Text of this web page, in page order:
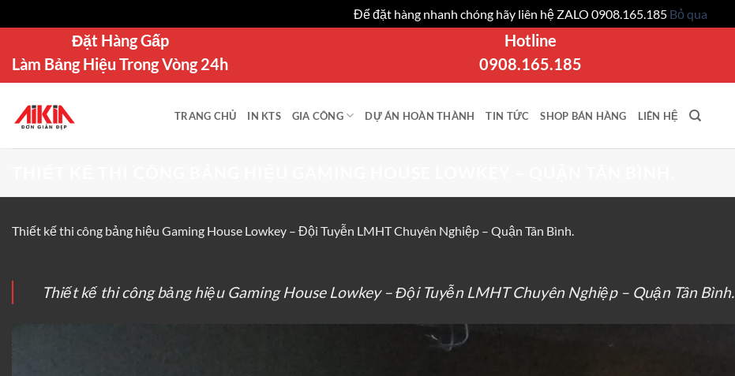
Để đặt hàng nhanh chóng hãy liên hệ ZALO 0908.165.185 Bỏ qua
qua
Đặt Hàng Gấp
Làm Bảng Hiệu Trong Vòng 24h
Hotline
0908.165.185
TRANG CHỦ IN KTS GIA CÔNG DỰ ÁN HOÀN THÀNH TIN TỨC SHOP BÁN HÀNG LIÊN HỆ
Thiết kế thi công bảng hiệu Gaming House Lowkey – Đội Tuyễn LMHT Chuyên Nghiệp – Quận Tân Bình.
Thiết kế thi công bảng hiệu Gaming House Lowkey – Đội Tuyễn LMHT Chuyên Nghiệp – Quận Tân Bình.